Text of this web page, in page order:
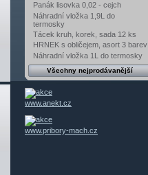
Panák lisovka 0,02 - cejch
Náhradní vložka 1,9L do
termosky
Tácek kruh, korek, sada 12 ks
HRNEK s obličejem, asort 3 barev
Náhradní vložka 1L do termosky
Všechny nejprodávanější
www.anekt.cz
www.pribory-mach.cz